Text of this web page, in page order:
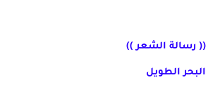
(( رسالة الشعر ))
البحر الطويل